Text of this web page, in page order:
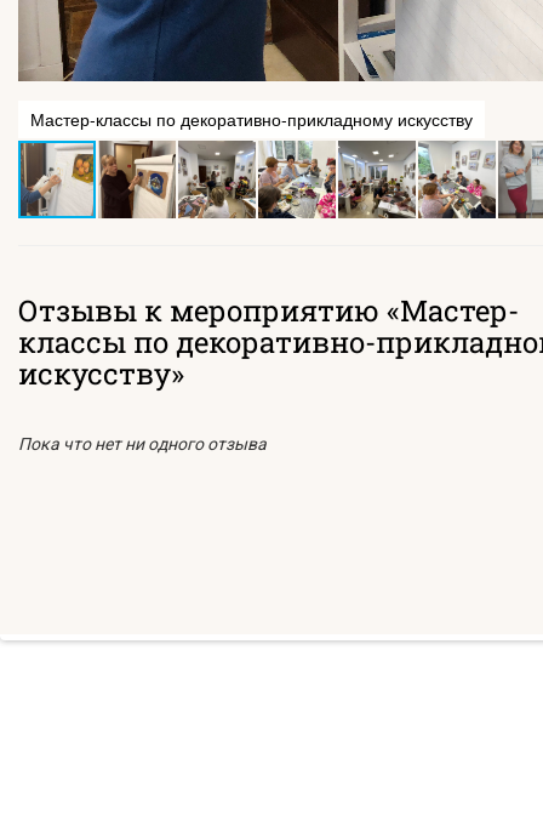
Мастер-классы по декоративно-прикладному искусству
Отзывы к мероприятию «Мастер-
классы по декоративно-
искусству»
Пока что нет ни одного отзыва